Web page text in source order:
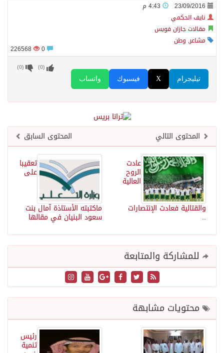
23/09/2016
نايف الحكمي
مقالات جازان فويس
مشاعر, وطن
226568
واتساب فيسبوك X تيليجرام
(
0
) (
0
)
المحتوى السابق
المحتوى التالي
تعقيبا
على
ماكتبته الأستاذة آمال بنت
سعود البنيان في مقالها
عادت
الروح
العالية
والقتالية فعادت الإنتصارات
..
للمشاركة والمتابعة
محتويات مشابهة
رئيس
تنمية